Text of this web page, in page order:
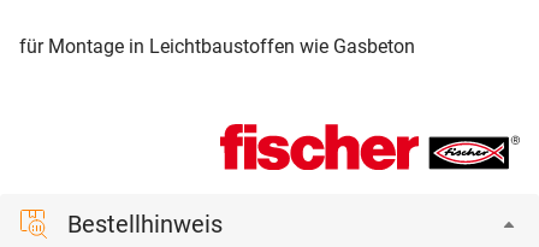
für Montage in Leichtbaustoffen wie Gasbeton
Bestellhinweis